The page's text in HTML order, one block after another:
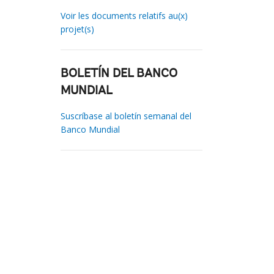
Voir les documents relatifs au(x)
projet(s)
BOLETÍN DEL BANCO
MUNDIAL
Suscríbase al boletín semanal del
Banco Mundial